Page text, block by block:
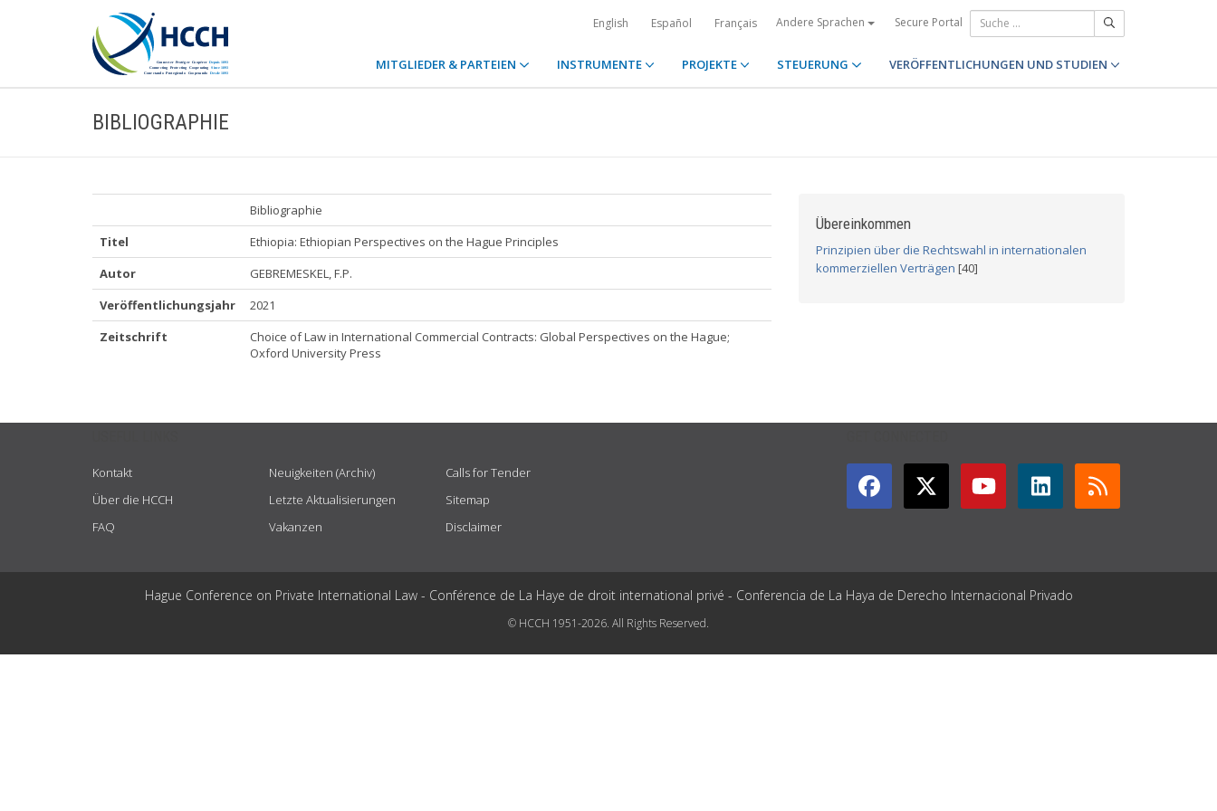
English Español Français Andere Sprachen Secure Portal
MITGLIEDER & PARTEIEN INSTRUMENTE PROJEKTE STEUERUNG VERÖFFENTLICHUNGEN UND STUDIEN
BIBLIOGRAPHIE
Bibliographie
Titel
Ethiopia: Ethiopian Perspectives on the Hague Principles
Autor
GEBREMESKEL, F.P.
Veröffentlichungsjahr
2021
Zeitschrift
Choice of Law in International Commercial Contracts: Global Perspectives on the Hague;
Oxford University Press
Übereinkommen
Prinzipien über die Rechtswahl in internationalen
kommerziellen Verträgen [40]
Kontakt
Über die HCCH
FAQ
Neuigkeiten (Archiv)
Letzte Aktualisierungen
Vakanzen
Calls for Tender
Sitemap
Disclaimer
Hague Conference on Private International Law - Conférence de La Haye de droit international privé - Conferencia de La Haya de Derecho Internacional Privado
© HCCH 1951-2026. All Rights Reserved.